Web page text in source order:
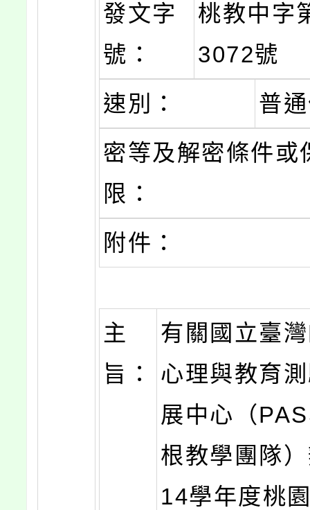
發文字
號：
桃教中字
3072號
速別：
普
密等及解密條件或
限：
附件：
主
旨：
有關國立臺
心理與教育
展中心（
根教學團隊
14學年度桃